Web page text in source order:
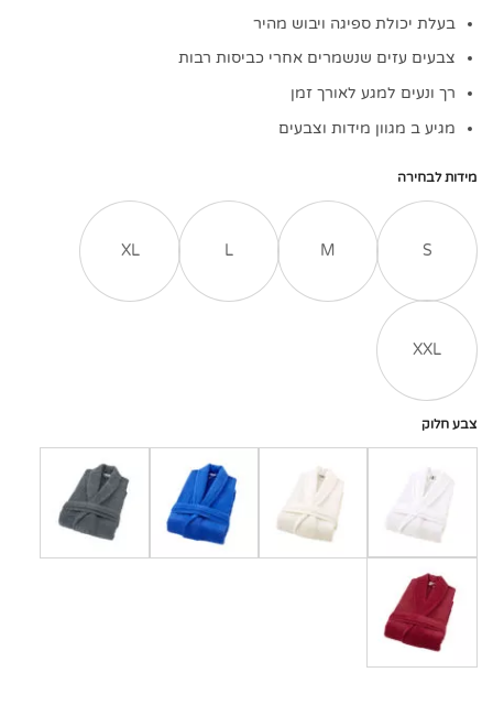
בעלת יכולת ספיגה ויבוש מהיר
צבעים עזים שנשמרים אחרי כביסות רבות
רך ונעים למגע לאורך זמן
מגיע ב מגוון מידות וצבעים
מידות לבחירה
S
M
L
XL
XXL
צבע חלוק